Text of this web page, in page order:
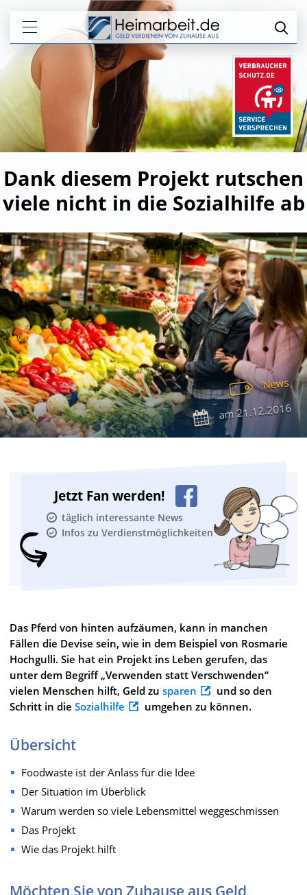
Dank diesem Projekt rutschen
viele nicht in die Sozialhilfe ab
News
am21.12.2016
Jetzt Fan werden!
täglich interessante News
Infos zu Verdienstmöglichkeiten
Das Pferd von hinten aufzäumen, kann in manchen
Fällen die Devise sein, wie in dem Beispiel von Rosmarie
Hochgulli. Sie hat ein Projekt ins Leben gerufen, das
unter dem Begriff „Verwenden statt Verschwenden“
vielen Menschen hilft, Geld zu sparen
und so den
Schritt in die Sozialhilfe umgehen zu können.
Übersicht
Foodwaste ist der Anlass für die Idee
Der Situation im Überblick
Warum werden so viele Lebensmittel weggeschmissen
Das Projekt
Wie das Projekt hilft
Möchten Sie von Zuhause aus Geld